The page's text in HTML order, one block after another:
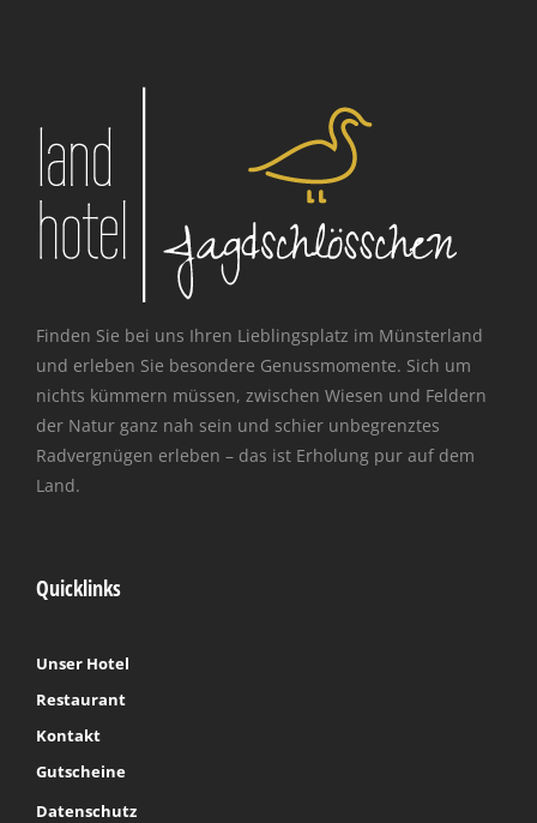
Finden Sie bei uns Ihren Lieblingsplatz im Münsterland
und erleben Sie besondere Genussmomente. Sich um
nichts kümmern müssen, zwischen Wiesen und Feldern
der Natur ganz nah sein und schier unbegrenztes
Radvergnügen erleben – das ist Erholung pur auf dem
Land.
Quicklinks
Unser Hotel
Restaurant
Kontakt
Gutscheine
Datenschutz